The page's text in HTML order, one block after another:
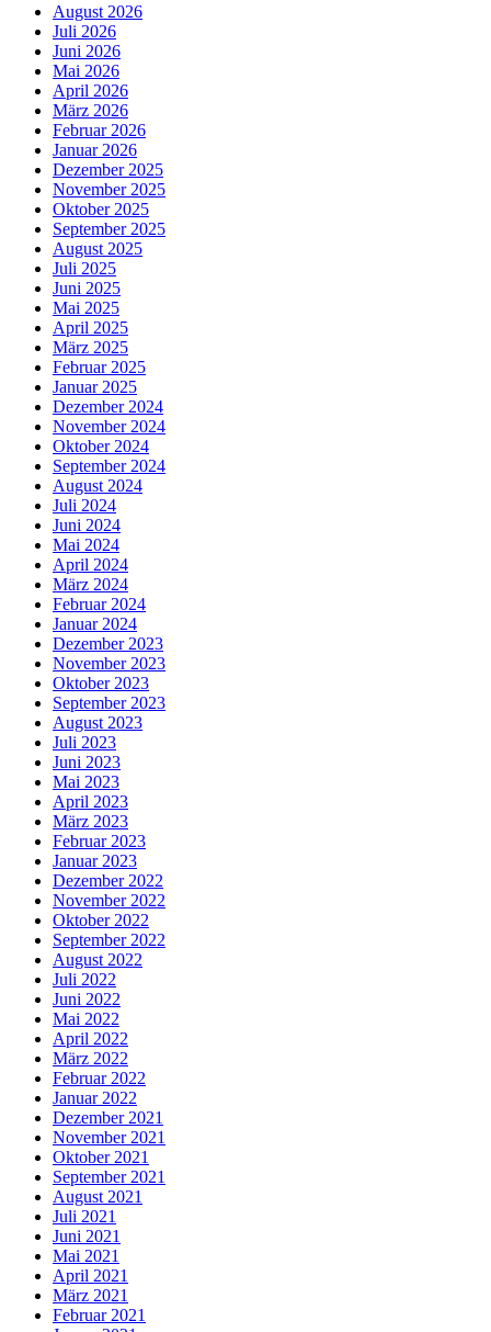
August 2026
Juli 2026
Juni 2026
Mai 2026
April 2026
März 2026
Februar 2026
Januar 2026
Dezember 2025
November 2025
Oktober 2025
September 2025
August 2025
Juli 2025
Juni 2025
Mai 2025
April 2025
März 2025
Februar 2025
Januar 2025
Dezember 2024
November 2024
Oktober 2024
September 2024
August 2024
Juli 2024
Juni 2024
Mai 2024
April 2024
März 2024
Februar 2024
Januar 2024
Dezember 2023
November 2023
Oktober 2023
September 2023
August 2023
Juli 2023
Juni 2023
Mai 2023
April 2023
März 2023
Februar 2023
Januar 2023
Dezember 2022
November 2022
Oktober 2022
September 2022
August 2022
Juli 2022
Juni 2022
Mai 2022
April 2022
März 2022
Februar 2022
Januar 2022
Dezember 2021
November 2021
Oktober 2021
September 2021
August 2021
Juli 2021
Juni 2021
Mai 2021
April 2021
März 2021
Februar 2021